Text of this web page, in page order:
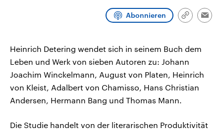
und Kandidaten der anstehenden Abonnieren
Link
Heinrich Detering wendet sich in seinem Buch dem
Leben und Werk von sieben Autoren zu: Johann
Joachim Winckelmann, August von Platen, Heinrich
von Kleist, Adalbert von Chamisso, Hans Christian
Andersen, Hermann Bang und Thomas Mann.
Die Studie handelt von der literarischen Produktivität